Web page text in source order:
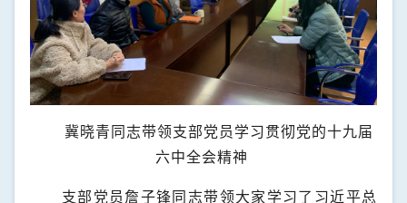
冀晓青同志带领支部党员学习贯彻党的十九届
六中全会精神
支部党员詹子锋同志带领大家学习了习近平总